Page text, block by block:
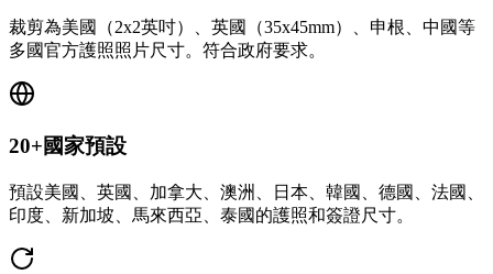
裁剪為美國（2x2英吋）、英國（35x45mm）、申根、中國等
多國官方護照照片尺寸。符合政府要求。
20+國家預設
預設美國、英國、加拿大、澳洲、日本、韓國、德國、法國、
印度、新加坡、馬來西亞、泰國的護照和簽證尺寸。